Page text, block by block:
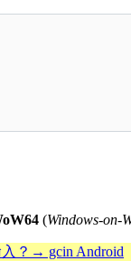
(Windows-on-
？→ gcin Android